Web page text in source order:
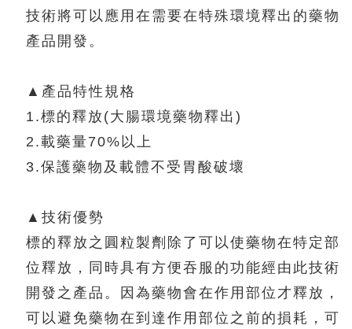
技術將可以應用在需要在特殊環境釋出的藥物
產品開發。
▲產品特性規格
1.標的釋放(大腸環境藥物釋出)
2.載藥量70%以上
3.保護藥物及載體不受胃酸破壞
▲技術優勢
標的釋放之圓粒製劑除了可以使藥物在特定部
位釋放，同時具有方便吞服的功能經由此技術
開發之產品。因為藥物會在作用部位才釋放，
可以避免藥物在到達作用部位之前的損耗，可